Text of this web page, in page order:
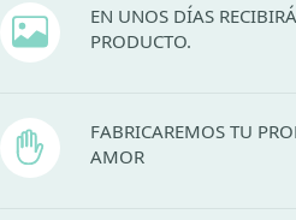
EN UNOS DÍAS
PRODUCTO.
FABRICAREMOS TU
AMOR